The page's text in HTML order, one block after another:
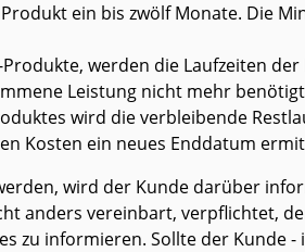
ein bis zwölf Monate. Die
werden die Laufzeiten
Leistung nicht mehr
wird die verbleibende
Kosten ein neues Enddatum
wird der Kunde darüber
anders vereinbart, verpflichtet,
zu informieren. Sollte der Kunde